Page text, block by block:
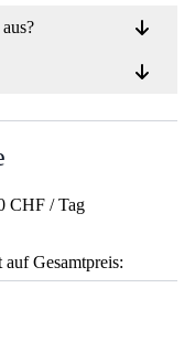
CHF / Tag
auf Gesamtpreis: